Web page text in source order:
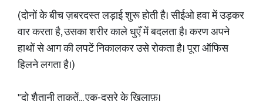
(दोनों के बीच ज़बरदस्त लड़ाई शुरू होती है। सीईओ हवा में उड़कर
वार करता है, उसका शरीर काले धुएँ में बदलता है। करण अपने
हाथों से आग की लपटें निकालकर उसे रोकता है। पूरा ऑफिस
हिलने लगता है।)